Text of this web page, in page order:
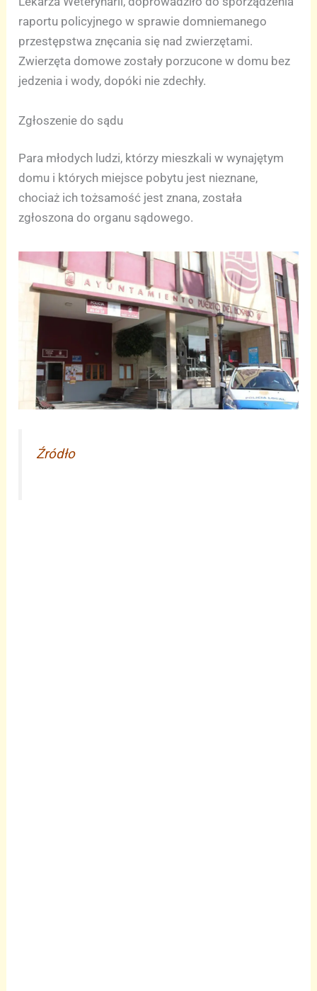
raportu policyjnego w sprawie domniemanego
przestępstwa znęcania się nad zwierzętami.
Zwierzęta domowe zostały porzucone w domu bez
jedzenia i wody, dopóki nie zdechły.
Zgłoszenie do sądu
Para młodych ludzi, którzy mieszkali w wynajętym
domu i których miejsce pobytu jest nieznane,
chociaż ich tożsamość jest znana, została
zgłoszona do organu sądowego.
Źródło